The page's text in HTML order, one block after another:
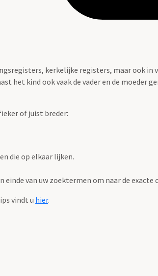
kerkelijke registers, maar ook in
het kind ook vaak de vader en de moeder
of juist breder:
die op elkaar lijken.
einde van uw zoektermen om naar de
vindt u hier.